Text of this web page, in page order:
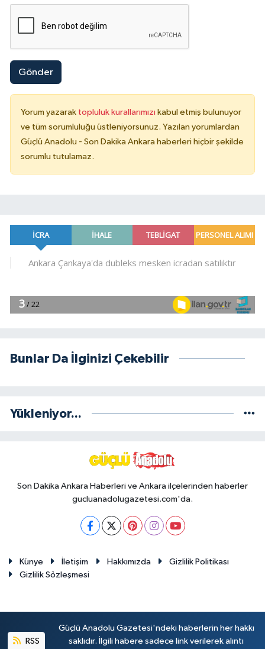
Gönder
Yorum yazarak topluluk kurallarımızı kabul etmiş bulunuyor
ve tüm sorumluluğu üstleniyorsunuz. Yazılan yorumlardan
Güçlü Anadolu - Son Dakika Ankara haberleri hiçbir şekilde
sorumlu tutulamaz.
Bunlar Da İlginizi Çekebilir
Yükleniyor...
Son Dakika Ankara Haberleri ve Ankara ilçelerinden haberler
gucluanadolugazetesi.com'da.
Künye İletişim Hakkımızda
Gizlilik Politikası
Gizlilik Sözleşmesi
RSS
Güçlü Anadolu Gazetesi'ndeki haberlerin her hakkı
saklıdır. İlgili habere sadece link verilerek alıntı